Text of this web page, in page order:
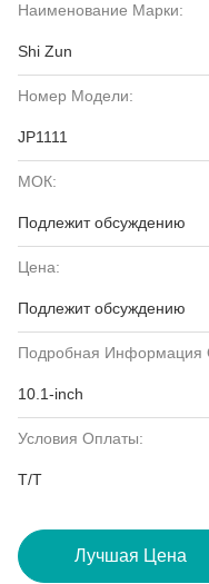
Наименование Марки:
Shi Zun
Номер Модели:
JP1111
МОК:
Подлежит обсуждению
Цена:
Подлежит обсуждению
Подробная Информация
10.1-inch
Условия Оплаты:
T/T
Лучшая Цена